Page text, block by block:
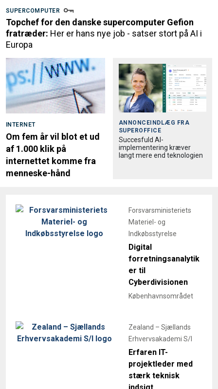
SUPERCOMPUTER
Topchef for den danske supercomputer Gefion
fratræder: Her er hans nye job - satser stort på AI i
Europa
INTERNET
Om fem år vil blot et ud
af 1.000 klik på
internettet komme fra
menneske-hånd
ANNONCEINDLÆG FRA
SUPEROFFICE
Succesfuld AI-
implementering kræver
langt mere end teknologien
Forsvarsministeriets
Materiel- og
Indkøbsstyrelse
Digital
forretningsanalytik
er til
Cyberdivisionen
Københavnsområdet
Zealand – Sjællands
Erhvervsakademi S/I
Erfaren IT-
projektleder med
stærk teknisk